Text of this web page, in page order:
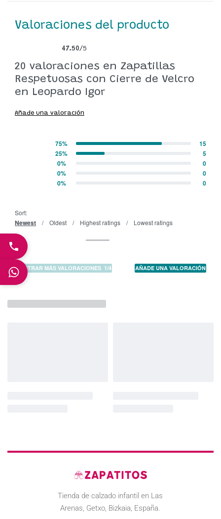
Valoraciones del producto
47.50/5
20 valoraciones en Zapatillas
Respetuosas con Cierre de Velcro
en Leopardo Igor
Añade una valoración
de 5
75% 15
25% 5
0% 0
0% 0
0% 0
Sort:
Newest Oldest Highest ratings Lowest ratings
MOSTRAR MÁS VALORACIONES / AÑADE UNA VALORACIÓN
Tienda de calzado infantil en Las
Arenas, Getxo, Bizkaia, España.